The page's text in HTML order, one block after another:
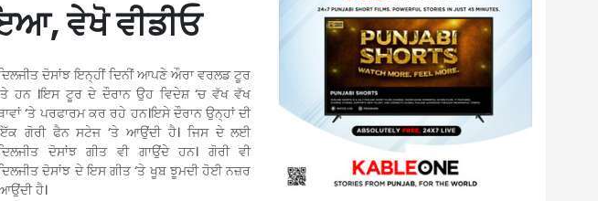
ਵੇਖੋ ਵੀਡੀਓ
ਦੋਸਾਂਝ ਇਨ੍ਹੀਂ ਦਿਨੀਂ ਆਪਣੇ ਔਰਾ ਵਰਲਡ ਟੂਰ
ਹਨ ।ਇਸ ਟੂਰ ਦੇ ਦੌਰਾਨ ਉਹ ਵਿਦੇਸ਼ ‘ਚ ਵੱਖ ਵੱਖ
‘ਤੇ ਪਰਫਾਰਮ ਕਰ ਰਹੇ ਹਨ।ਇਸੇ ਦੌਰਾਨ ਉਨ੍ਹਾਂ ਦੀ
ਗੋਰੀ ਫੈਨ ਸਟੇਜ ‘ਤੇ ਆਉਂਦੀ ਹੈ। ਜਿਸ ਦੇ ਲਈ
ਦੋਸਾਂਝ ਗੀਤ ਵੀ ਗਾਉਂਦੇ ਹਨ। ਗੋਰੀ ਵੀ
ਦੋਸਾਂਝ ਦੇ ਇਸ ਗੀਤ ‘ਤੇ ਖੂਬ ਝੂਮਦੀ ਹੋਈ ਨਜ਼ਰ
ਹੈ।